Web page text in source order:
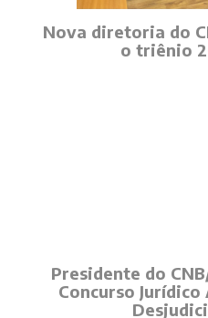
Nova diretoria do
o triênio
Presidente do
Concurso